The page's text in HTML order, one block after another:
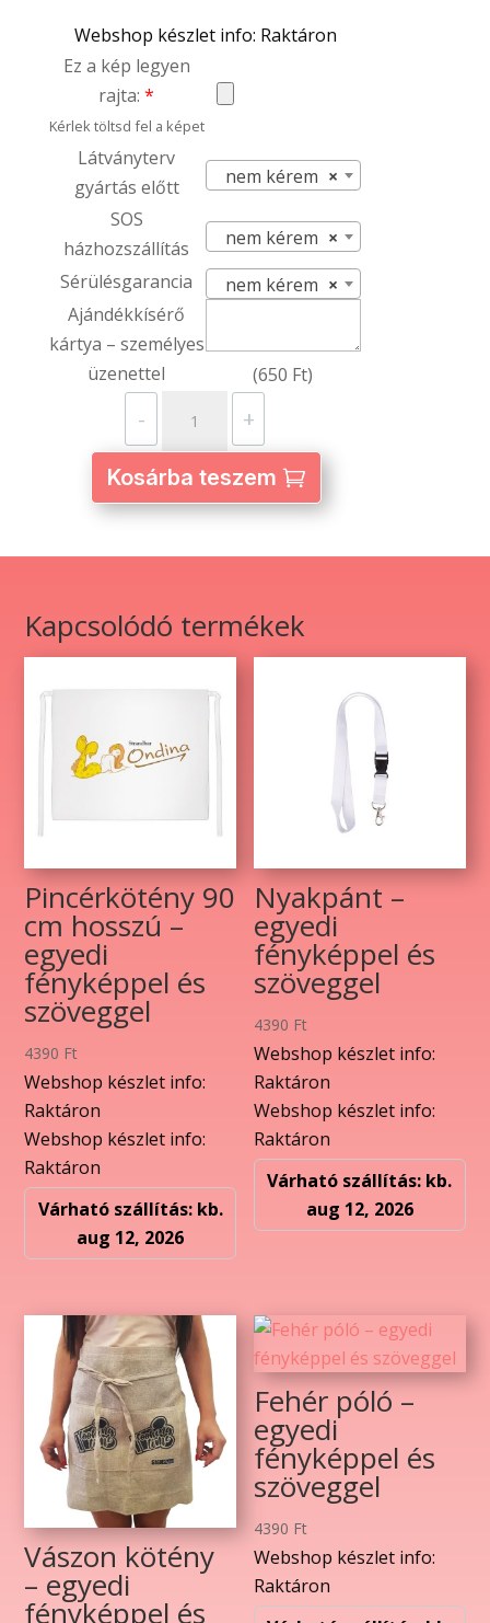
Webshop készlet info: Raktáron
Ez a kép legyen
rajta:*
Kérlek töltsd fel a képet
Látványterv
gyártás előtt
×
nem kérem
SOS
házhozszállítás
×
nem kérem
Sérülésgarancia
×
nem kérem
Ajándékkísérő
kártya – személyes
üzenettel
(650 Ft)
-
felsőrésszel
fehér
színű
-
60x85cm
egyedi
fényképpel
mennyiség
+
Kosárba teszem
Kapcsolódó termékek
Pincérkötény 90
cm hosszú –
egyedi
fényképpel és
szöveggel
4390 Ft
Webshop készlet info:
Raktáron
Webshop készlet info:
Raktáron
Várható szállítás: kb.
aug 12, 2026
Nyakpánt –
egyedi
fényképpel és
szöveggel
4390 Ft
Webshop készlet info:
Raktáron
Webshop készlet info:
Raktáron
Várható szállítás: kb.
aug 12, 2026
Vászon kötény
– egyedi
fényképpel és
Fehér póló –
egyedi
fényképpel és
szöveggel
4390 Ft
Webshop készlet info:
Raktáron